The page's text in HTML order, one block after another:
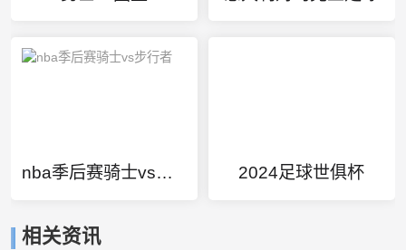
nba季后赛骑士vs步行者 2024足球世俱杯
相关资讯